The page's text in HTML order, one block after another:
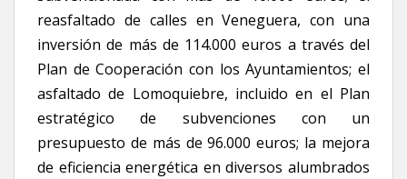
reasfaltado de calles en Veneguera, con una
inversión de más de 114.000 euros a través del
Plan de Cooperación con los Ayuntamientos; el
asfaltado de Lomoquiebre, incluido en el Plan
estratégico de subvenciones con un
presupuesto de más de 96.000 euros; la mejora
de eficiencia energética en diversos alumbrados